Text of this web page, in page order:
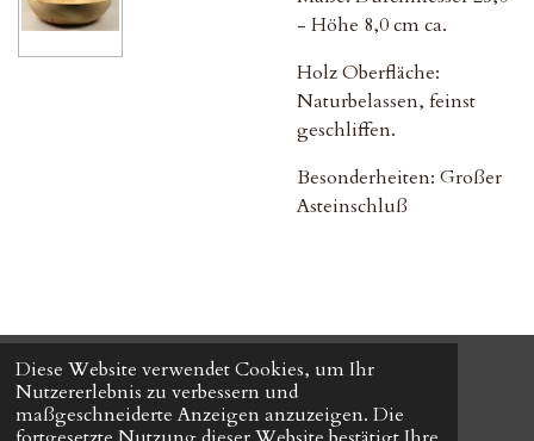
Diese Website verwendet Cookies, um Ihr
Nutzererlebnis zu verbessern und
maßgeschneiderte Anzeigen anzuzeigen. Die
- Höhe 8,0 cm ca.
Holz Oberfläche:
Naturbelassen, feinst
geschliffen.
Besonderheiten: Großer
Asteinschluß
© 2024 HOLZ FÜR DIE EWIGKEIT-
Mit Unterstützung vonWebador